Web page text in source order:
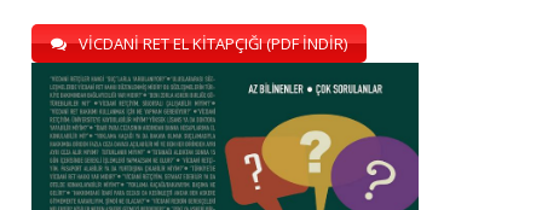
VİCDANİ RET EL KİTAPÇIĞI (PDF İNDİR)